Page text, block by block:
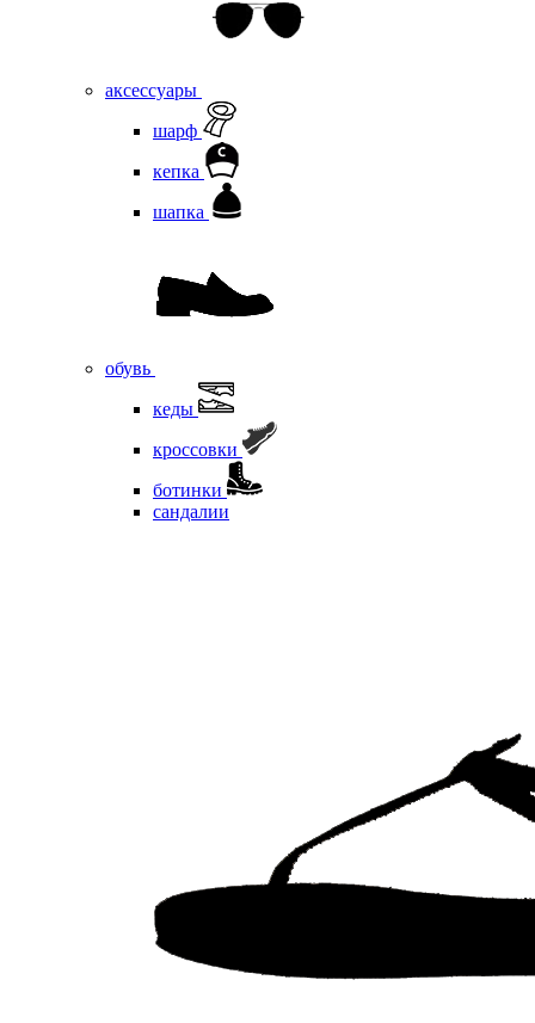
аксессуары
шарф
кепка
шапка
обувь
кеды
кроссовки
ботинки
сандалии